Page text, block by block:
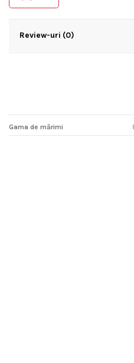
Review-uri (0)
Gama de mărimi